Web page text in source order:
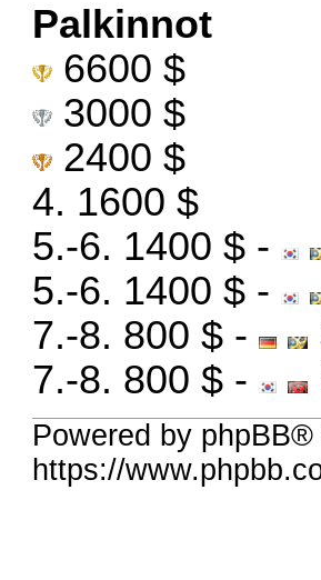
Palkinnot
6600 $
3000 $
2400 $
4. 1600 $
5.-6. 1400 $ -
5.-6. 1400 $ -
7.-8. 800 $ -
7.-8. 800 $ -
Powered by
https://